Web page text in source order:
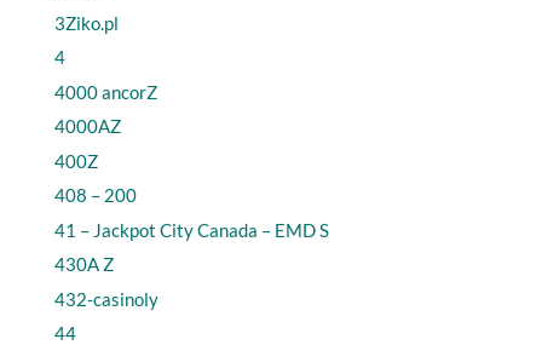
3Ziko.pl
4
4000 ancorZ
4000AZ
400Z
408 – 200
41 – Jackpot City Canada – EMD S
430A Z
432-casinoly
44